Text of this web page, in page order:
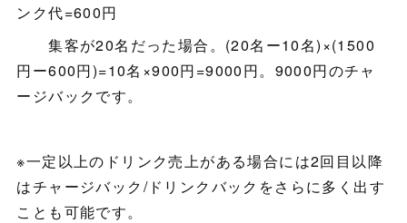
ンク代=600円
集客が20名だった場合。(20名ー10名)×(1500
円ー600円)=10名×900円=9000円。9000円のチャ
ージバックです。
※一定以上のドリンク売上がある場合には2回目以降
はチャージバック/ドリンクバックをさらに多く出す
ことも可能です。